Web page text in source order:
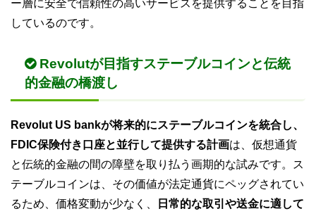
ー層に安全で信頼性の高いサービスを提供することを目指
しているのです。
Revolutが目指すステーブルコインと伝統
的金融の橋渡し
Revolut US bankが将来的にステーブルコインを統合し、
FDIC保険付き口座と並行して提供する計画は、仮想通貨
と伝統的金融の間の障壁を取り払う画期的な試みです。ス
テーブルコインは、その価値が法定通貨にペッグされてい
るため、価格変動が少なく、
日常的な取引や送金に適して